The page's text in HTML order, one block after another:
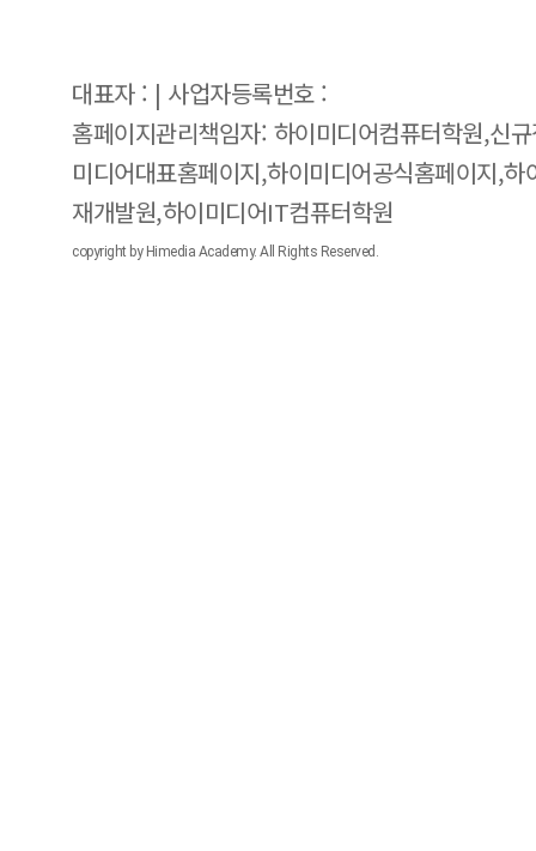
대표자 : | 사업자등록번호 :
홈페이지관리책임자: 하이미디어컴퓨터학원,신
미디어대표홈페이지,하이미디어공식홈페이지,
재개발원,하이미디어IT컴퓨터학원
copyright by Himedia Academy. All Rights Reserved.